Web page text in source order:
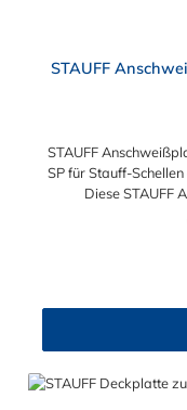
STAUFF
STAUFF
SP für Stauff-
Diese STAUFF